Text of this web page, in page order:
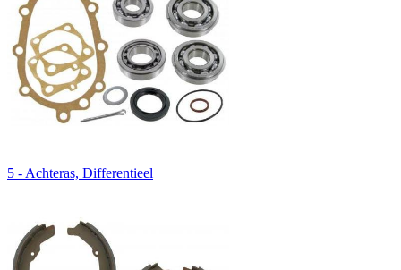
5 - Achteras, Differentieel